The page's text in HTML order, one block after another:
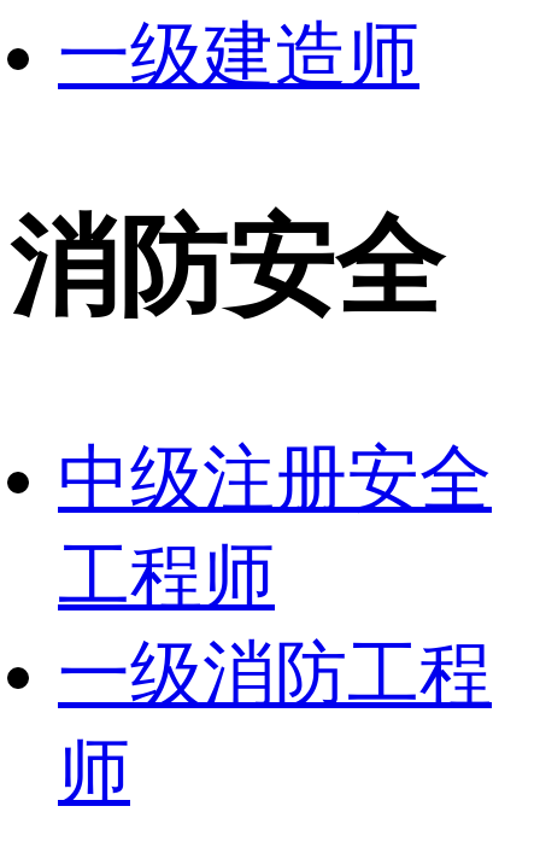
一级建造师
消防安全
中级注册安全
工程师
一级消防工程
师